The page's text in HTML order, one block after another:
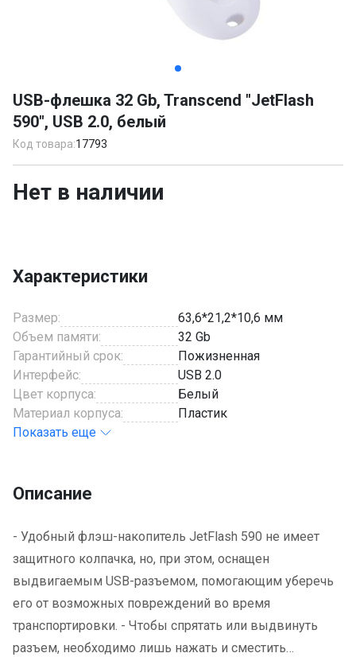
of
2
USB-флешка 32 Gb, Transcend "JetFlash
590", USB 2.0, белый
Код товара:17793
Нет в наличии
Характеристики
Размер:
63,6*21,2*10,6 мм
Объем памяти:
32 Gb
Гарантийный срок:
Пожизненная
Интерфейс:
USB 2.0
Цвет корпуса:
Белый
Материал корпуса:
Пластик
Показать еще
Описание
- Удобный флэш-накопитель JetFlash 590 не имеет
защитного колпачка, но, при этом, оснащен
выдвигаемым USB-разъемом, помогающим уберечь
его от возможных повреждений во время
транспортировки. - Чтобы спрятать или выдвинуть
разъем, необходимо лишь нажать и сместить